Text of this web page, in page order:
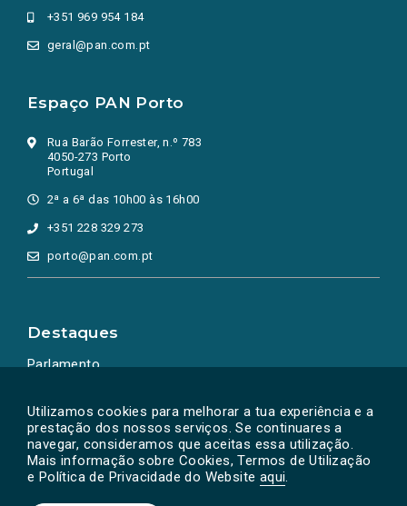
Utilizamos cookies para melhorar a tua experiência e a
prestação dos nossos serviços. Se continuares a
navegar, consideramos que aceitas essa utilização.
Mais informação sobre Cookies, Termos de Utilização
e Política de Privacidade do Website aqui.
+351 969 954 184
geral@pan.com.pt
Espaço PAN Porto
Rua Barão Forrester, n.º 783
4050-273 Porto
Portugal
2ª a 6ª das 10h00 às 16h00
+351 228 329 273
porto@pan.com.pt
Destaques
Parlamento